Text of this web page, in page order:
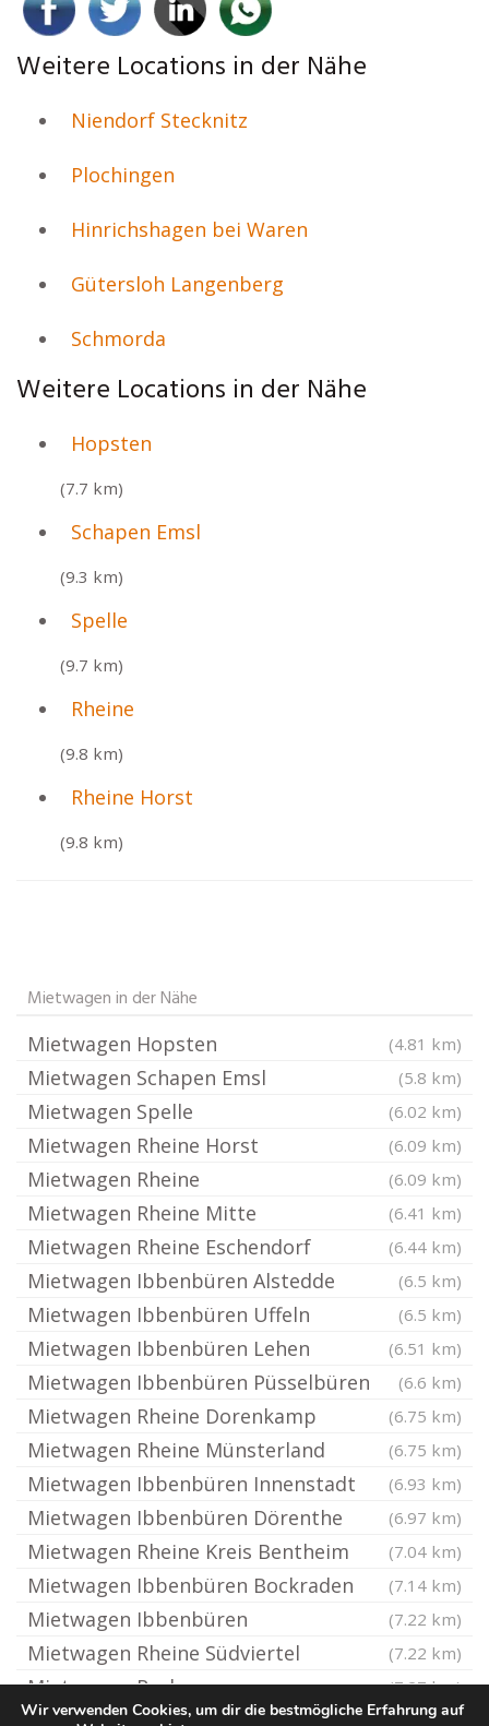
Weitere Locations in der Nähe
Niendorf Stecknitz
Plochingen
Hinrichshagen bei Waren
Gütersloh Langenberg
Schmorda
Weitere Locations in der Nähe
Hopsten
(7.7 km)
Schapen Emsl
(9.3 km)
Spelle
(9.7 km)
Rheine
(9.8 km)
Rheine Horst
(9.8 km)
Mietwagen in der Nähe
Mietwagen Hopsten (4.81 km)
Mietwagen Schapen Emsl (5.8 km)
Mietwagen Spelle (6.02 km)
Mietwagen Rheine Horst (6.09 km)
Mietwagen Rheine (6.09 km)
Mietwagen Rheine Mitte (6.41 km)
Mietwagen Rheine Eschendorf (6.44 km)
Mietwagen Ibbenbüren Alstedde (6.5 km)
Mietwagen Ibbenbüren Uffeln (6.5 km)
Mietwagen Ibbenbüren Lehen (6.51 km)
Mietwagen Ibbenbüren Püsselbüren (6.6 km)
Mietwagen Rheine Dorenkamp (6.75 km)
Mietwagen Rheine Münsterland (6.75 km)
Mietwagen Ibbenbüren Innenstadt (6.93 km)
Mietwagen Ibbenbüren Dörenthe (6.97 km)
Mietwagen Rheine Kreis Bentheim (7.04 km)
Mietwagen Ibbenbüren Bockraden (7.14 km)
Mietwagen Ibbenbüren (7.22 km)
Mietwagen Rheine Südviertel (7.22 km)
Mietwagen Recke (7.27 km)
Wir verwenden Cookies, um dir die bestmögliche Erfahrung auf